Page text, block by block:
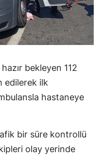
bekleyen 112
edilerek ilk
hastaneye
bir süre kontrollü
olay yerinde